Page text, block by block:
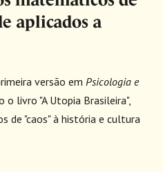
aplicados a
versão em Psicologia e
o livro "A Utopia Brasileira",
de "caos" à história e cultura